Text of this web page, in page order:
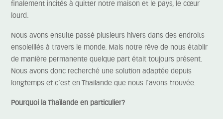
finalement incités à quitter notre maison et le pays, le cœur
lourd.
Nous avons ensuite passé plusieurs hivers dans des endroits
ensoleillés à travers le monde. Mais notre rêve de nous établir
de manière permanente quelque part était toujours présent.
Nous avons donc recherché une solution adaptée depuis
longtemps et c’est en Thaïlande que nous l’avons trouvée.
Pourquoi la Thaïlande en particulier?